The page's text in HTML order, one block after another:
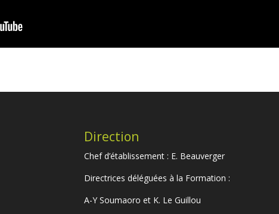
Direction
Chef d’établissement : E. Beauverger
Directrices déléguées à la Formation :
A-Y Soumaoro et K. Le Guillou